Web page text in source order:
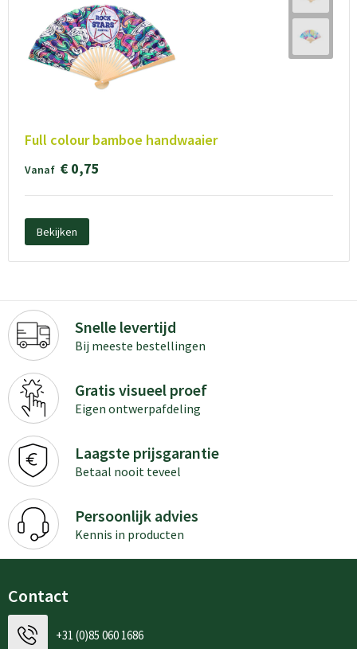
Full colour bamboe handwaaier
Vanaf € 0,75
Bekijken
Snelle levertijd
Bij meeste bestellingen
Gratis visueel proef
Eigen ontwerpafdeling
Laagste prijsgarantie
Betaal nooit teveel
Persoonlijk advies
Kennis in producten
Contact
+31 (0)85 060 1686